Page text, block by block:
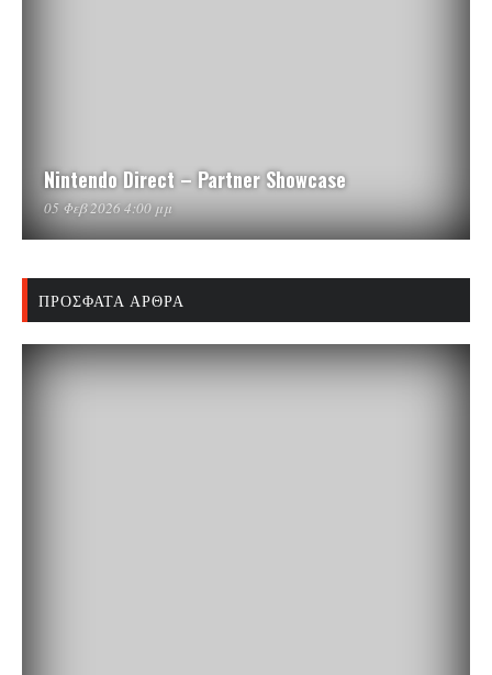
Nintendo Direct – Partner Showcase
05 Φεβ 2026 4:00 μμ
ΠΡΌΣΦΑΤΑ ΆΡΘΡΑ